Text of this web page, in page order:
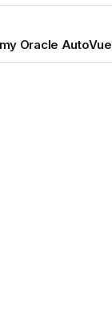
Oracle AutoVue